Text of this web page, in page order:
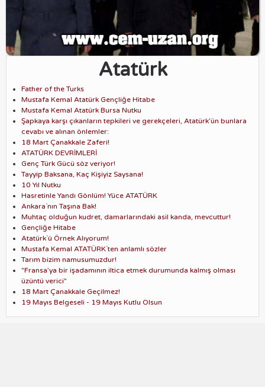
Atatürk
Father of the Turks
Mustafa Kemal Atatürk Gençliğe Hitabe
Mustafa Kemal Atatürk Bursa Nutku
Şapkaya karşı çıkanların tepkileri ve gerekçeleri, Atatürk’ün bunlara
cevabı ve alınan önlemler:
18 Mart Çanakkale Zaferi!
ATATÜRK DEVRİMLERİ
Genç Türk Gücü söz veriyor!
Tayyip Baksana, Kaç Kişiyiz Saysana!
10 Yıl Nutku
Hasretinle Yandı Gönlüm! Yüce ATATÜRK
Ankara`nın Taşına Bak!
Muhtaç olduğun kudret, damarlarındaki asil kanda, mevcuttur!
Gençliğe Hitabe
Atatürk`ü Örnek Alıyorum!
Mustafa Kemal ATATÜRK`ten anlamlı sözler
Tarım bizim namusumuzdur!
"Fransa’ya bir işadamının iltica etmek durumunda kalmış olması
üzüntü verici"
18 Mart Çanakkale Geçilmez!
19 Mayıs Belgeseli - 19 Mayıs Kutlu Olsun